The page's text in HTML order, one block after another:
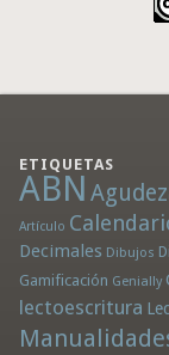
ETIQUETAS
ABN
Artículo
Decimales Dibujos
Gamificación Genially
lectoescritura